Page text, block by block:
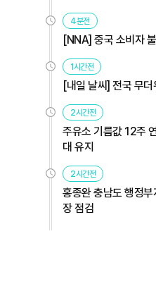
4분전
[NNA] 중국 소비자
1시간전
[내일 날씨] 전국 무
2시간전
주유소 기름값 12주
대 유지
2시간전
홍종완 충남도 행정
장 점검